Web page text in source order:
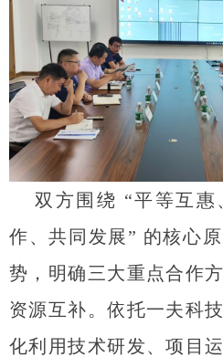
双方围绕 “平等互惠
作、共同发展” 的核心
势，明确三大重点合作
资源互补。依托一夫科
化利用技术研发、项目